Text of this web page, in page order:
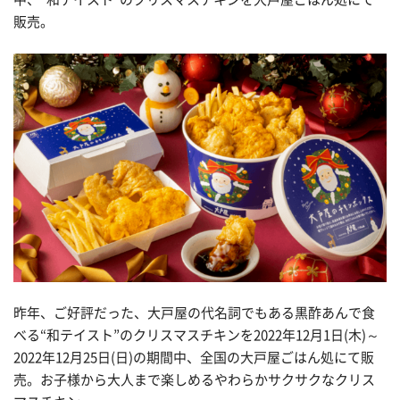
販売。
昨年、ご好評だった、大戸屋の代名詞でもある黒酢あんで食
べる“和テイスト”のクリスマスチキンを2022年12月1日(木)～
2022年12月25日(日)の期間中、全国の大戸屋ごはん処にて販
売。お子様から大人まで楽しめるやわらかサクサクなクリス